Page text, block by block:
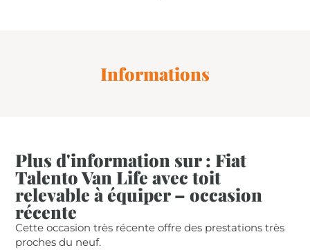
Informations
Plus d'information sur : Fiat
Talento Van Life avec toit
relevable à équiper – occasion
récente
Cette occasion très récente offre des prestations très
proches du neuf.